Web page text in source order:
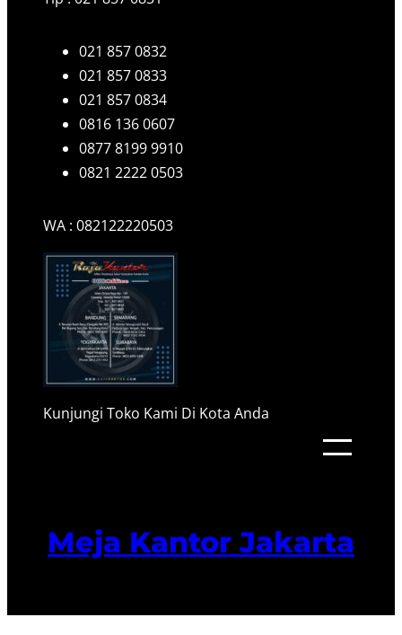
021 857 0832
021 857 0833
021 857 0834
0816 136 0607
0877 8199 9910
0821 2222 0503
WA : 082122220503
Kunjungi Toko Kami Di Kota Anda
Meja Kantor Jakarta